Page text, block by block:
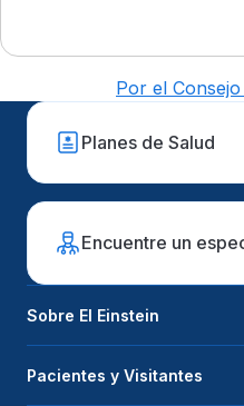
Por el
Planes de Salud
Encuentre un
Sobre El Einstein
Pacientes y Visitantes